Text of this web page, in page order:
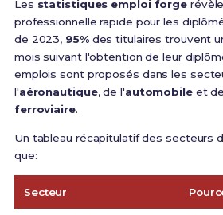
Les statistiques emploi forge
professionnelle rapide pour les
de 2023, 95%des titulaires trouvent
mois suivant l'obtention de leur
emplois sont proposés dans les
l'aéronautique, de l'automobileet
ferroviaire.
Un tableau récapitulatif des secteurs
que:
Secteur